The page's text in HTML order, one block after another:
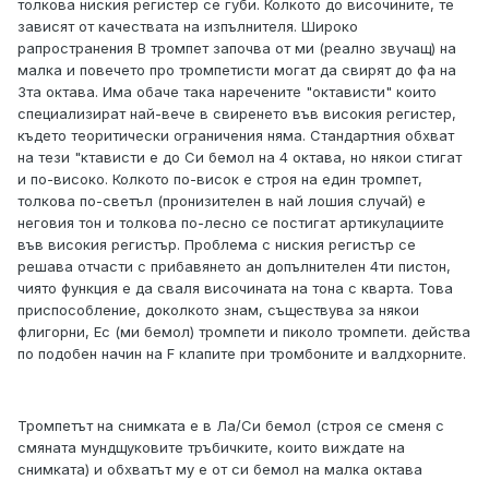
толкова ниския регистер се губи. Колкото до височините, те
зависят от качествата на изпълнителя. Широко
рапространения В тромпет започва от ми (реално звучащ) на
малка и повечето про тромпетисти могат да свирят до фа на
3та октава. Има обаче така наречените "октависти" които
специализират най-вече в свиренето във високия регистер,
където теоритически ограничения няма. Стандартния обхват
на тези "ктависти е до Си бемол на 4 октава, но някои стигат
и по-високо. Колкото по-висок е строя на един тромпет,
толкова по-светъл (пронизителен в най лошия случай) е
неговия тон и толкова по-лесно се постигат артикулациите
във високия регистър. Проблема с ниския регистър се
решава отчасти с прибавянето ан допълнителен 4ти пистон,
чиято функция е да сваля височината на тона с кварта. Това
приспособление, доколкото знам, съществува за някои
флигорни, Ес (ми бемол) тромпети и пиколо тромпети. действа
по подобен начин на F клапите при тромбоните и валдхорните.
Тромпетът на снимката е в Ла/Си бемол (строя се сменя с
смяната мундщуковите тръбичките, които виждате на
снимката) и обхватът му е от си бемол на малка октава